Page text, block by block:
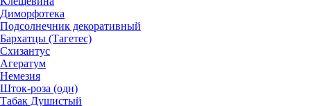
Диморфотека
Подсолнечник декоративный
Бархатцы (Тагетес)
Схизантус
Агератум
Немезия
Шток-роза (одн)
Табак Душистый